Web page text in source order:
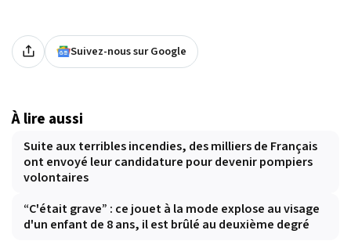
Suivez-nous sur Google
À lire aussi
Suite aux terribles incendies, des milliers de Français
ont envoyé leur candidature pour devenir pompiers
volontaires
“C'était grave” : ce jouet à la mode explose au visage
d'un enfant de 8 ans, il est brûlé au deuxième degré